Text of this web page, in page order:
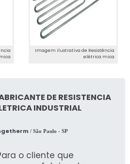
Imagem ilustrativa de Resistência
elétrica mica
DE RESISTENCIA
INDUSTRIAL
/ São Paulo - SP
o cliente que